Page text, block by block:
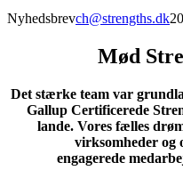
Nyhedsbrevch@strengths.dk
Mød
Det stærke team var
Gallup Certificerede
lande. Vores fælles
virksomheder og
engagerede